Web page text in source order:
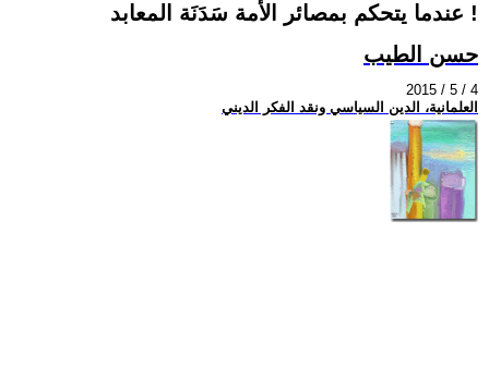
عندما يتحكم بمصائر الأمة سَدَنَة المعابد !
حسن الطيب
2015 / 5 / 4
العلمانية، الدين السياسي ونقد الفكر الديني